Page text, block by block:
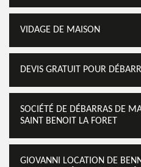
VIDAGE DE MAISON
DEVIS GRATUIT POUR
SOCIÉTÉ DE DÉBARRAS DE
SAINT BENOIT LA FORET
GIOVANNI LOCATION DE